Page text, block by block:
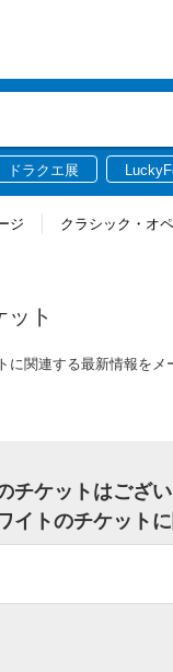
ドラクエ展
ジ クラシック・オ
ット
関連する最新情報をメ
ケットはござい
トのチケット